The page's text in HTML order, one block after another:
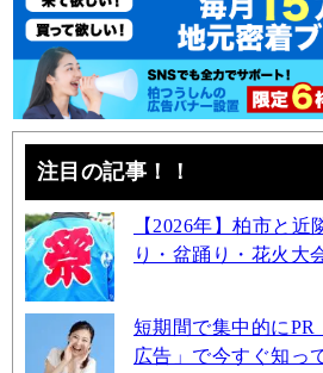
注目の記事！！
【2026年】柏市と
り・盆踊り・花火大
短期間で集中的にPR
広告」で今すぐ知っ